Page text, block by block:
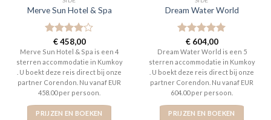
Merve Sun Hotel & Spa
Gewaardeerd
4uit 5
€458,00
Merve Sun Hotel & Spa is een 4
sterren accommodatie in Kumkoy
. U boekt deze reis direct bij onze
partner Corendon. Nu vanaf EUR
458.00 per persoon.
PRIJZEN EN BOEKEN
Dream Water World
Gewaardeerd
5uit 5
€604,00
Dream Water World is een 5
sterren accommodatie in Kumkoy
. U boekt deze reis direct bij onze
partner Corendon. Nu vanaf EUR
604.00 per persoon.
PRIJZEN EN BOEKEN